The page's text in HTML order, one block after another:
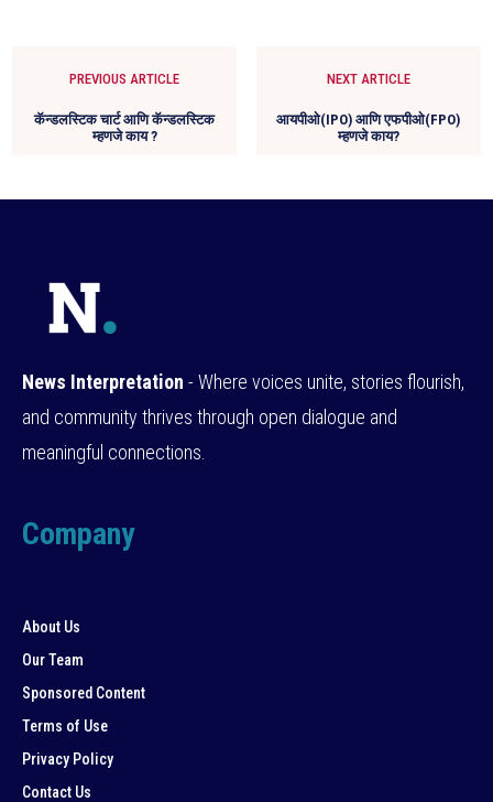
PREVIOUS ARTICLE
कॅन्डलस्टिक चार्ट आणि कॅन्डलस्टिक
म्हणजे काय ?
NEXT ARTICLE
आयपीओ(IPO) आणि एफपीओ(FPO)
म्हणजे काय?
News Interpretation - Where voices unite, stories flourish,
and community thrives through open dialogue and
meaningful connections.
Company
About Us
Our Team
Sponsored Content
Terms of Use
Privacy Policy
Contact Us